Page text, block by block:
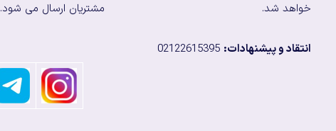
خواهد شد.
مشتریان ارسال می شود.
انتقاد و پیشنهادات: